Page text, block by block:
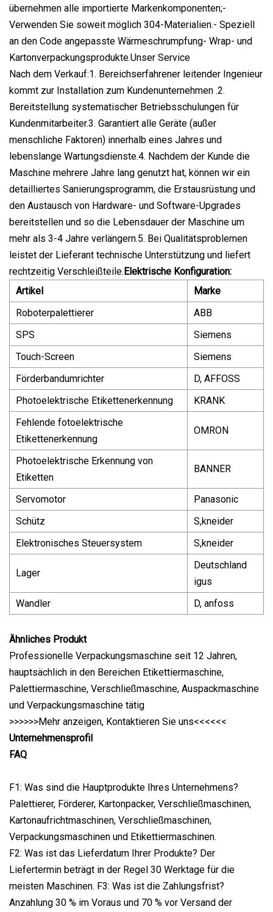
übernehmen alle importierte Markenkomponenten;-
Verwenden Sie soweit möglich 304-Materialien.- Speziell
an den Code angepasste Wärmeschrumpfung- Wrap- und
Kartonverpackungsprodukte.Unser Service
Nach dem Verkauf:1. Bereichserfahrener leitender Ingenieur
kommt zur Installation zum Kundenunternehmen .2.
Bereitstellung systematischer Betriebsschulungen für
Kundenmitarbeiter.3. Garantiert alle Geräte (außer
menschliche Faktoren) innerhalb eines Jahres und
lebenslange Wartungsdienste.4. Nachdem der Kunde die
Maschine mehrere Jahre lang genutzt hat, können wir ein
detailliertes Sanierungsprogramm, die Erstausrüstung und
den Austausch von Hardware- und Software-Upgrades
bereitstellen und so die Lebensdauer der Maschine um
mehr als 3-4 Jahre verlängern.5. Bei Qualitätsproblemen
leistet der Lieferant technische Unterstützung und liefert
rechtzeitig Verschleißteile.Elektrische Konfiguration:
Artikel
Marke
Roboterpalettierer
ABB
SPS
Siemens
Touch-Screen
Siemens
Förderbandumrichter
D, AFFOSS
Photoelektrische Etikettenerkennung
KRANK
Fehlende fotoelektrische
Etikettenerkennung
OMRON
Photoelektrische Erkennung von
Etiketten
BANNER
Servomotor
Panasonic
Schütz
S,kneider
Elektronisches Steuersystem
S,kneider
Lager
Deutschland
igus
Wandler
D, anfoss
Ähnliches Produkt
Professionelle Verpackungsmaschine seit 12 Jahren,
hauptsächlich in den Bereichen Etikettiermaschine,
Palettiermaschine, Verschließmaschine, Auspackmaschine
und Verpackungsmaschine tätig
>>>>>>Mehr anzeigen, Kontaktieren Sie uns<<<<<<
Unternehmensprofil
FAQ
F1: Was sind die Hauptprodukte Ihres Unternehmens?
Palettierer, Förderer, Kartonpacker, Verschließmaschinen,
Kartonaufrichtmaschinen, Verschließmaschinen,
Verpackungsmaschinen und Etikettiermaschinen.
F2: Was ist das Lieferdatum Ihrer Produkte? Der
Liefertermin beträgt in der Regel 30 Werktage für die
meisten Maschinen. F3: Was ist die Zahlungsfrist?
Anzahlung 30 % im Voraus und 70 % vor Versand der